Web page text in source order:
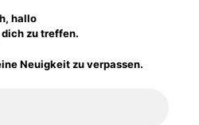
hallo
zu treffen.
Neuigkeit zu verpassen.